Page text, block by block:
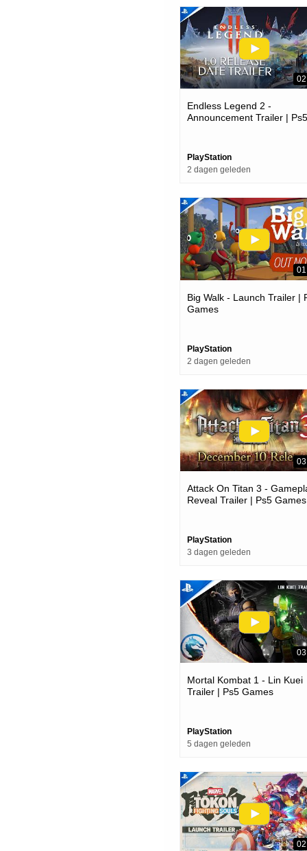
Endless Legend 2 -
Announcement Trailer | Ps5
PlayStation
2 dagen geleden
Big Walk - Launch Trailer |
Games
PlayStation
2 dagen geleden
Attack On Titan 3 -
Reveal Trailer | Ps5 Games
PlayStation
3 dagen geleden
Mortal Kombat 1 - Lin Kuei
Trailer | Ps5 Games
PlayStation
5 dagen geleden